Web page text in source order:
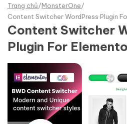
Trang chủ/MonsterOne/
Content Switcher WordPress Plugin
Content Switcher
Plugin For